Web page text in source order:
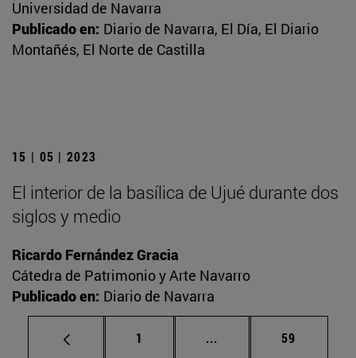
Universidad de Navarra
Publicado en: Diario de Navarra, El Día, El Diario
Montañés, El Norte de Castilla
15 | 05 | 2023
El interior de la basílica de Ujué durante dos
siglos y medio
Ricardo Fernández Gracia
Cátedra de Patrimonio y Arte Navarro
Publicado en: Diario de Navarra
Página
1 ... Páginas intermedias
Página
59